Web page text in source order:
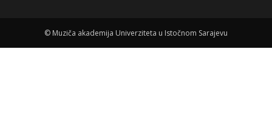
© Muziča akademija Univerziteta u Istočnom Sarajevu